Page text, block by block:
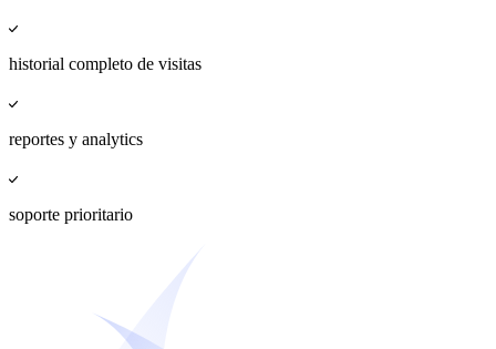
historial completo de visitas
reportes y analytics
soporte prioritario